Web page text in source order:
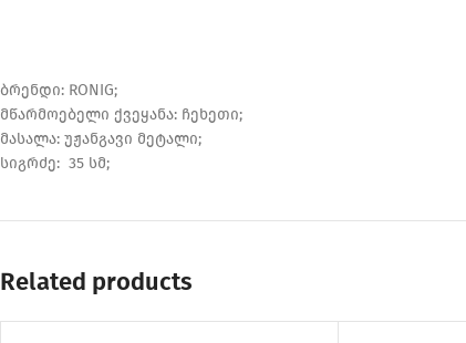
ბრენდი: RONIG;
მწარმოებელი ქვეყანა: ჩეხეთი;
მასალა: უჟანგავი მეტალი;
სიგრძე: 35 სმ;
Related products